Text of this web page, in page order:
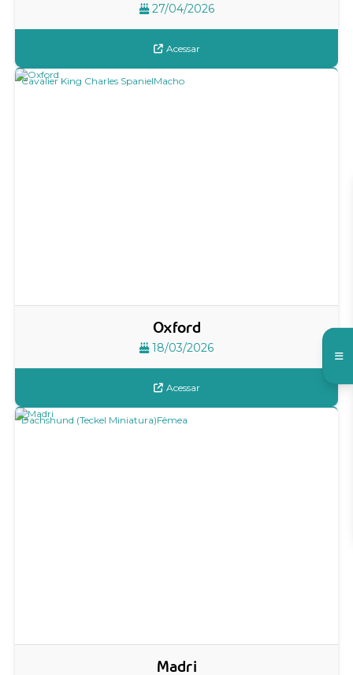
27/04/2026
Acessar
Oxford
18/03/2026
Cavalier King Charles SpanielMacho
Acessar
Madri
Dachshund (Teckel Miniatura)Fêmea